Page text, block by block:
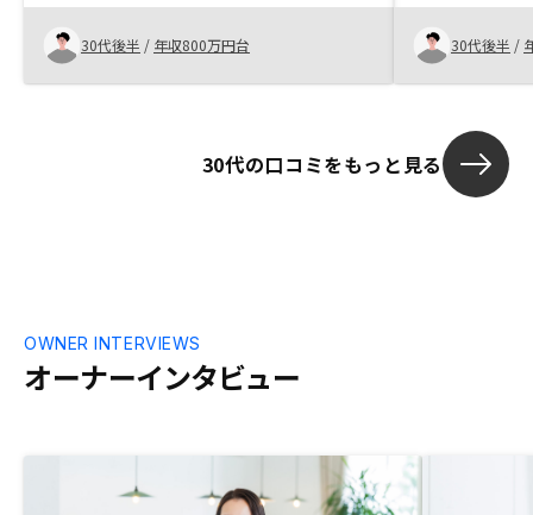
30代後半 / 年収800万円台
ナスになるの
が、担当者の
て、まずは１
た。WEB上で
件の方が居住
ではないなど
聞き納得でき
30代後半 /
30代の口コミをもっと見る
オーナーインタビュー
OWNER INTERVIEWS